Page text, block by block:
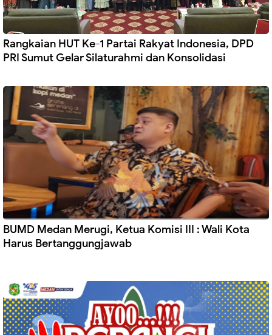
Rangkaian HUT Ke-1 Partai Rakyat Indonesia, DPD
PRI Sumut Gelar Silaturahmi dan Konsolidasi
BUMD Medan Merugi, Ketua Komisi III : Wali Kota
Harus Bertanggungjawab